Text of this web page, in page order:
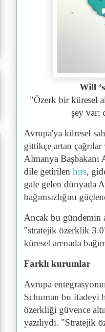
Will
"Özerk bir küresel
şey var;
Avrupa'ya küresel
gittikçe artan
Almanya
dile getirilen hırs,
gale gelen dünyada
bağımsızlığını
Ancak bu gündemin
"stratejik özerklik
küresel arenada
Farklı kurumlar
Avrupa
Schuman bu ifadeyi
özerkliği güvence
yazılıydı. "Stratejik